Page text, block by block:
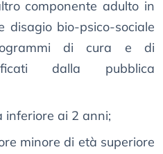
componente adulto in
disagio bio-psico-sociale
di cura e di
dalla pubblica
inferiore ai 2 anni;
minore di età superiore